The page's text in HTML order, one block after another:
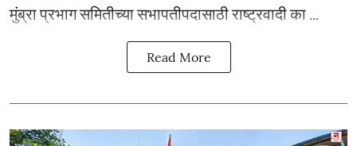
मुंब्रा प्रभाग समितीच्या सभापतीपदासाठी राष्ट्रवादी का ...
Read More